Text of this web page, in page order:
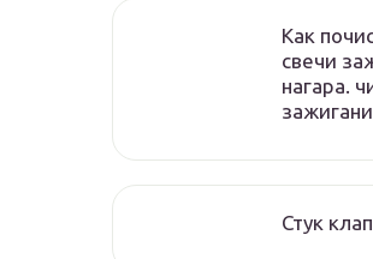
Как
свечи
нагара.
Стук